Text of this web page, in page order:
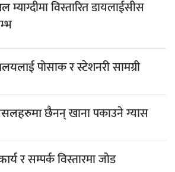
म्याग्दीमा विस्तारित डायलाईसीस
पोसाक र स्टेशनरी सामग्री
छैनन् खाना पकाउने ग्यास
र सम्पर्क विस्तारमा जोड